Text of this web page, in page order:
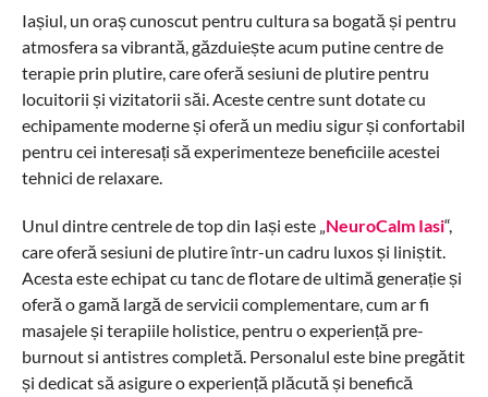
Iașiul, un oraș cunoscut pentru cultura sa bogată și pentru
atmosfera sa vibrantă, găzduiește acum putine centre de
terapie prin plutire, care oferă sesiuni de plutire pentru
locuitorii și vizitatorii săi. Aceste centre sunt dotate cu
echipamente moderne și oferă un mediu sigur și confortabil
pentru cei interesați să experimenteze beneficiile acestei
tehnici de relaxare.
Unul dintre centrele de top din Iași este „NeuroCalm Iasi“,
care oferă sesiuni de plutire într-un cadru luxos și liniștit.
Acesta este echipat cu tanc de flotare de ultimă generație și
oferă o gamă largă de servicii complementare, cum ar fi
masajele și terapiile holistice, pentru o experiență pre-
burnout si antistres completă. Personalul este bine pregătit
și dedicat să asigure o experiență plăcută și benefică